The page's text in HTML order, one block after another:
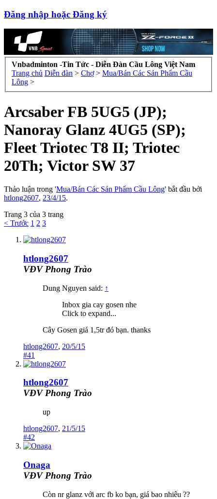
Đăng nhập hoặc Đăng ký
Vnbadminton -Tin Tức - Diễn Đàn Cầu Lông Việt Nam
Trang chủ Diễn đàn > Chợ > Mua/Bán Các Sản Phẩm Cầu
Lông >
Arcsaber FB 5UG5 (JP);
Nanoray Glanz 4UG5 (SP);
Fleet Triotec T8 II; Triotec
20Th; Victor SW 37
Thảo luận trong 'Mua/Bán Các Sản Phẩm Cầu Lông' bắt đầu bởi
htlong2607, 23/4/15.
Trang 3 của 3 trang
< Trước 1 2 3
htlong2607
VĐV Phong Trào
Dung Nguyen said: ↑
Inbox gia cay gosen nhe
Click to expand...
Cây Gosen giá 1,5tr đó bạn. thanks
htlong2607, 20/5/15
#41
htlong2607
VĐV Phong Trào
up
htlong2607, 21/5/15
#42
Onaga
VĐV Phong Trào
Còn nr glanz với arc fb ko bạn, giá bao nhiêu ??